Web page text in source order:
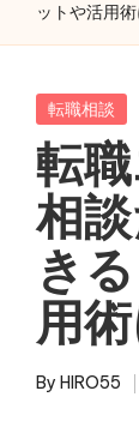
ットや活用
Posted
in
転職相談
転
相
き
用
Posted
By HIRO55